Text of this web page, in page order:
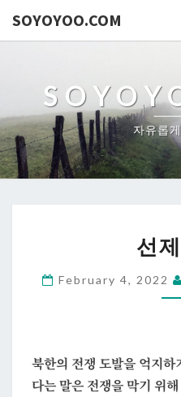
SOYOYOO.COM
자유롭
선
February 4, 2022
북한의 전쟁 도발을 억지
다는 말은 전쟁을 막기 위